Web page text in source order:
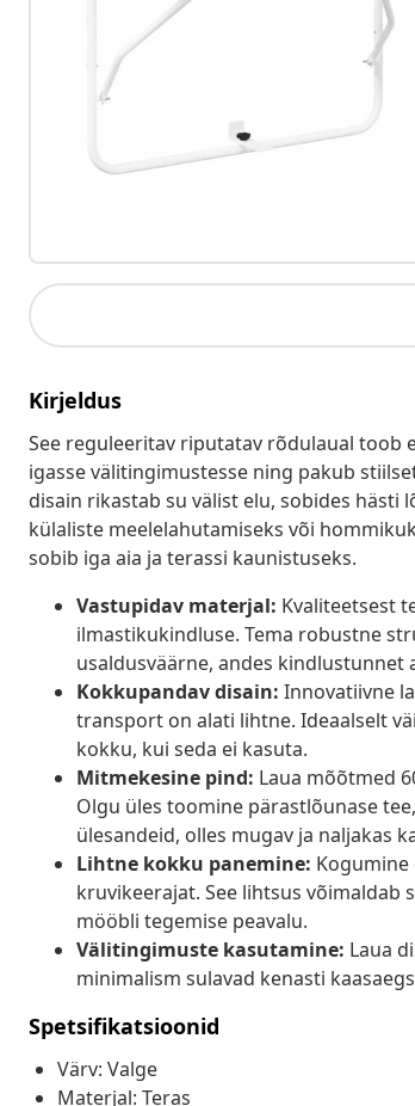
Kirjeldus
See reguleeritav riputatav rõdulaual toob
igasse välitingimustesse ning pakub
disain rikastab su välist elu, sobides hästi
külaliste meelelahutamiseks või
sobib iga aia ja terassi kaunistuseks.
Vastupidav materjal: Kvaliteetsest
ilmastikukindluse. Tema robustne
usaldusväärne, andes kindlustunnet
Kokkupandav disain: Innovatiivne
transport on alati lihtne. Ideaalselt
kokku, kui seda ei kasuta.
Mitmekesine pind: Laua mõõtmed
Olgu üles toomine pärastlõunase
ülesandeid, olles mugav ja naljakas
Lihtne kokku panemine:
kruvikeerajat. See lihtsus
mööbli tegemise peavalu.
Välitingimuste kasutamine: Laua
minimalism sulavad kenasti
Spetsifikatsioonid
Värv: Valge
Materjal: Teras